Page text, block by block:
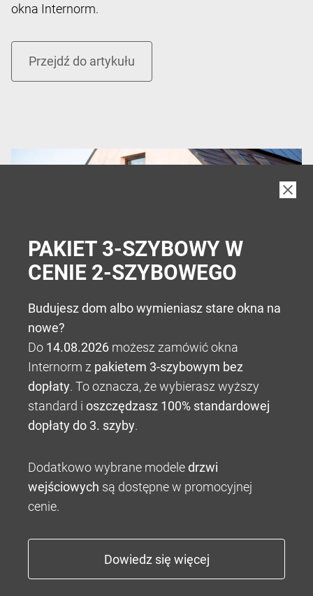
okna Internorm.
PAKIET 3-SZYBOWY W
CENIE 2-SZYBOWEGO
Budujesz dom albo wymieniasz stare okna na
nowe?
Do 14.08.2026 możesz zamówić okna
Internorm z pakietem 3-szybowym bez
dopłaty. To oznacza, że wybierasz wyższy
standard i oszczędzasz 100% standardowej
dopłaty do 3. szyby.
Dodatkowo wybrane modeledrzwi
wejściowych są dostępne w promocyjnej
cenie.